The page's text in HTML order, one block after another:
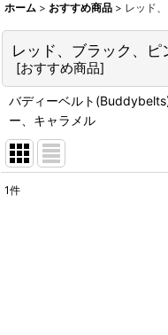
ホーム > おすすめ商品 > レッド
レッド、ブラック、
[おすすめ商品]
バディーベルト
ー、キャラメル
1件